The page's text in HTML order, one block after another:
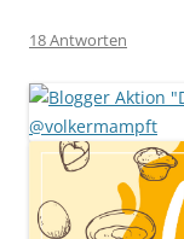
18 Antworten